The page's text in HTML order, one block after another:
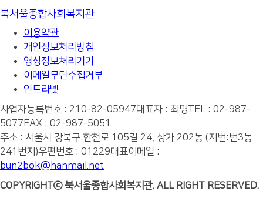
북서울종합사회복지관
이용약관
개인정보처리방침
영상정보처리기기
이메일무단수집거부
인트라넷
사업자등록번호 : 210-82-05947대표자 : 최명TEL : 02-987-
5077 FAX : 02-987-5051
주소 : 서울시 강북구 한천로 105길 24, 상가 202동 (지번:번3동
241번지)우편번호 : 01229대표이메일 :
bun2bok@hanmail.net
COPYRIGHTⓒ 북서울종합사회복지관. ALL RIGHT RESERVED.